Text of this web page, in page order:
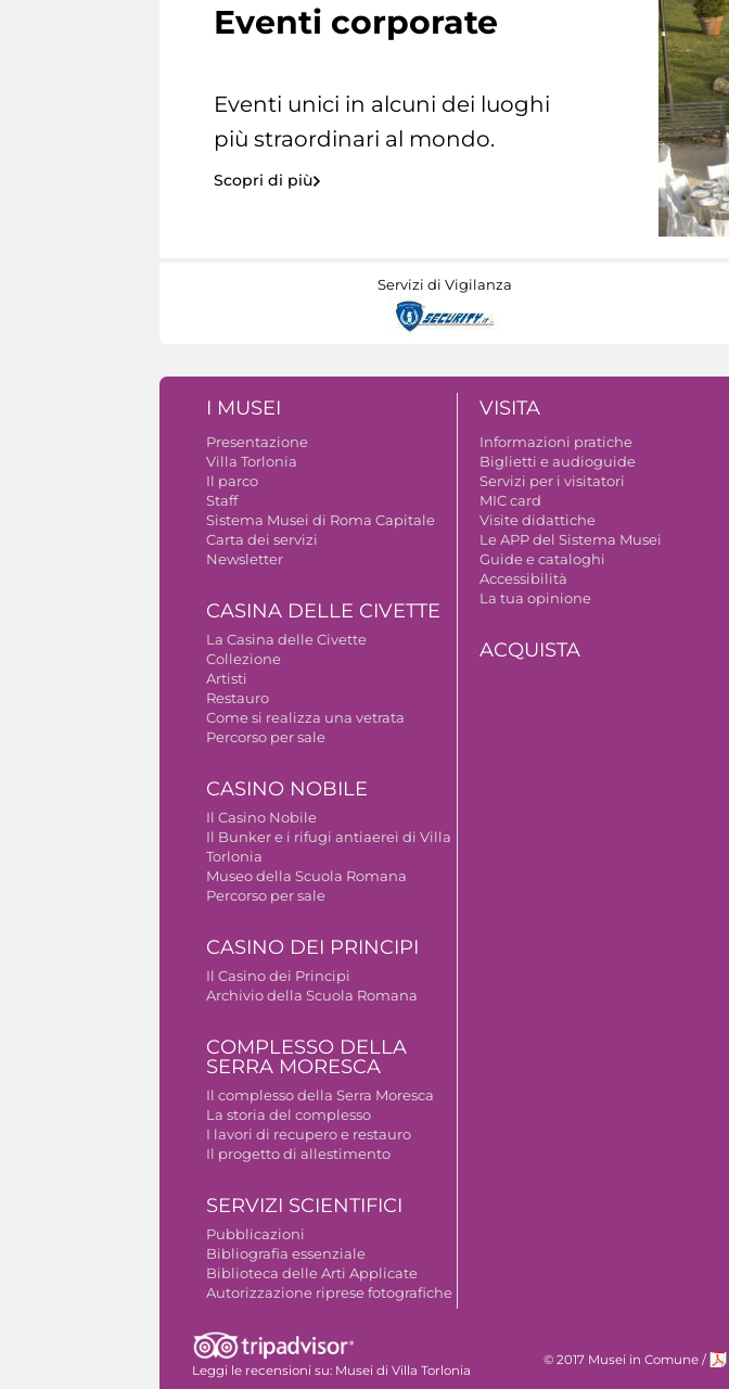
Eventi corporate
Eventi unici in alcuni dei luoghi
più straordinari al mondo.
Scopri di più
Servizi di Vigilanza
I MUSEI
Presentazione
Villa Torlonia
Il parco
Staff
Sistema Musei di Roma Capitale
Carta dei servizi
Newsletter
CASINA DELLE CIVETTE
La Casina delle Civette
Collezione
Artisti
Restauro
Come si realizza una vetrata
Percorso per sale
CASINO NOBILE
Il Casino Nobile
Il Bunker e i rifugi antiaerei di Villa
Torlonia
Museo della Scuola Romana
Percorso per sale
CASINO DEI PRINCIPI
Il Casino dei Principi
Archivio della Scuola Romana
COMPLESSO DELLA
SERRA MORESCA
Il complesso della Serra Moresca
La storia del complesso
I lavori di recupero e restauro
Il progetto di allestimento
SERVIZI SCIENTIFICI
Pubblicazioni
Bibliografia essenziale
Biblioteca delle Arti Applicate
Autorizzazione riprese fotografiche
VISITA
Informazioni pratiche
Biglietti e audioguide
Servizi per i visitatori
MIC card
Visite didattiche
Le APP del Sistema Musei
Guide e cataloghi
Accessibilità
La tua opinione
ACQUISTA
Leggi le recensioni su: Musei di Villa Torlonia
© 2017 Musei in Comune /